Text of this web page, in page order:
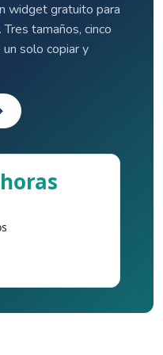
widget gratuito para
tamaños, cinco
solo copiar y